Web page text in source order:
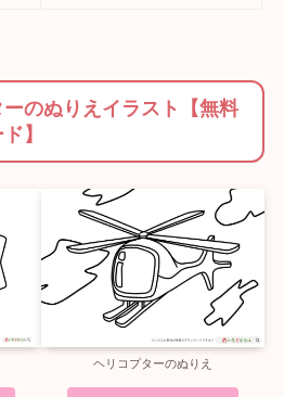
のぬりえイラスト【無料
】
ヘリコプターのぬりえ